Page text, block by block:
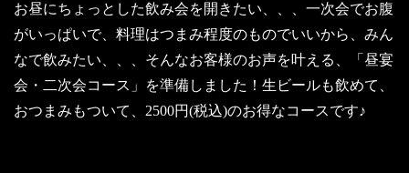
お昼にちょっとした飲み会を開きたい、、、一次会でお腹
がいっぱいで、料理はつまみ程度のものでいいから、みん
なで飲みたい、、、そんなお客様のお声を叶える、「昼宴
会・二次会コース」を準備しました！生ビールも飲めて、
おつまみもついて、2500円(税込)のお得なコースです♪